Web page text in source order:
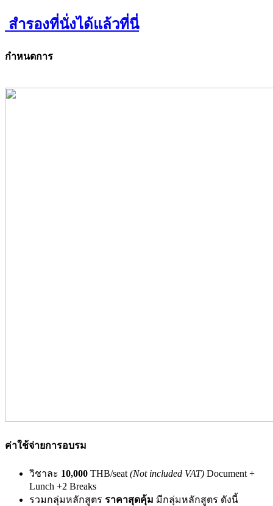
สำรองที่นั่งได้แล้วที่นี่
กำหนดการ
ค่าใช้จ่ายการอบรม
วิชาละ 10,000 THB/seat (Not included VAT) Document +
Lunch +2 Breaks
รวมกลุ่มหลักสูตร ราคาสุดคุ้ม มีกลุ่มหลักสูตร ดังนี้